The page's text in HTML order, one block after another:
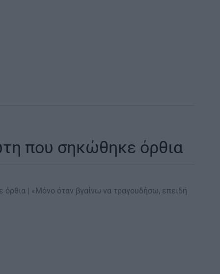
που σηκώθηκε όρθια
| «Μόνο όταν βγαίνω να τραγουδήσω, επειδή